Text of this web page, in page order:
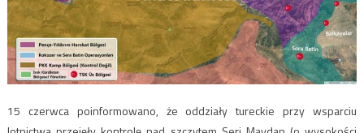
15 czerwca poinformowano, że oddziały tureckie przy wsparciu